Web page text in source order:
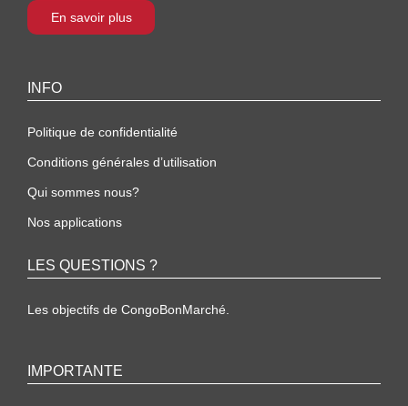
En savoir plus
INFO
Politique de confidentialité
Conditions générales d’utilisation
Qui sommes nous?
Nos applications
LES QUESTIONS ?
Les objectifs de CongoBonMarché.
IMPORTANTE